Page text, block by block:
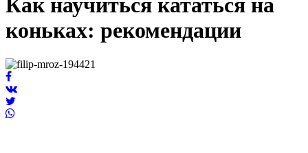
Как научиться кататься на
коньках: рекомендации